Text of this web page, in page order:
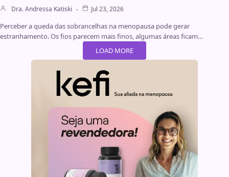
Dra. Andressa Katiski Jul 23, 2026
Perceber a queda das sobrancelhas na menopausa pode gerar
estranhamento. Os fios parecem mais finos, algumas áreas ficam…
LOAD MORE